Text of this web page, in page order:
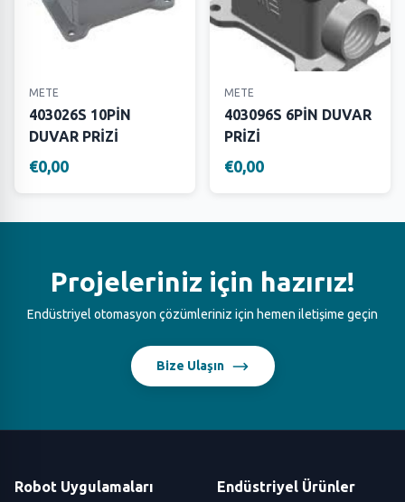
METE
403026S 10PİN
DUVAR PRİZİ
€0,00
METE
403096S 6PİN DUVAR
PRİZİ
€0,00
Projeleriniz için hazırız!
Endüstriyel otomasyon çözümleriniz için hemen iletişime geçin
Bize Ulaşın
Robot Uygulamaları Endüstriyel Ürünler